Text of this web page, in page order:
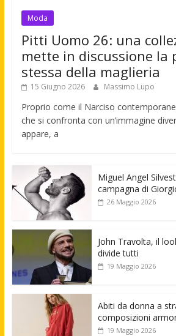
Moda
Pitti Uomo 26: una
mette in discussione la
stessa della maglieria
15 Giugno 2026 Massimo Lupo
Proprio come il Narciso
che si confronta con un’immagine
appare, a
Miguel Angel
campagna di
26 Maggio 2026
John Travolta, il
divide tutti
19 Maggio 2026
Abiti da donna a
composizioni
19 Maggio 2026